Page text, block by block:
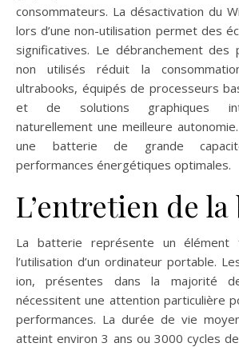
consommateurs. La désactivation du
lors d’une non-utilisation permet des
significatives. Le débranchement des
non utilisés réduit la
ultrabooks, équipés de processeurs
et de solutions graphiques
naturellement une meilleure
une batterie de grande
performances énergétiques optimales.
L’entretien de
La batterie représente un élément
l’utilisation d’un ordinateur portable.
ion, présentes dans la majorité
nécessitent une attention particulière
performances. La durée de vie
atteint environ 3 ans ou 3000 cycles